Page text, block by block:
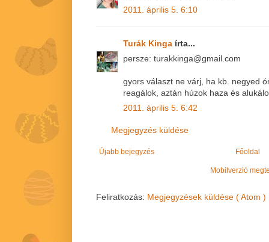
2011. április 5. 6:10
Turák Kinga írta...
persze: turakkinga@gmail.com
gyors választ ne várj, ha kb. negyed
reagálok, aztán húzok haza és
2011. április 5. 6:42
Megjegyzés küldése
Újabb bejegyzés Főoldal
Mobilverzió
Feliratkozás: Megjegyzések küldése ( Atom )